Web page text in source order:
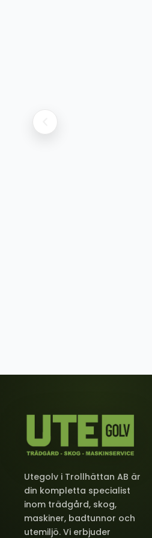
Utegolv i Trollhättan AB är
din kompletta specialist
inom trädgård, skog,
maskiner, badtunnor och
utemiljö. Vi erbjuder